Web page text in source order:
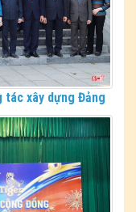
xây dựng Đảng